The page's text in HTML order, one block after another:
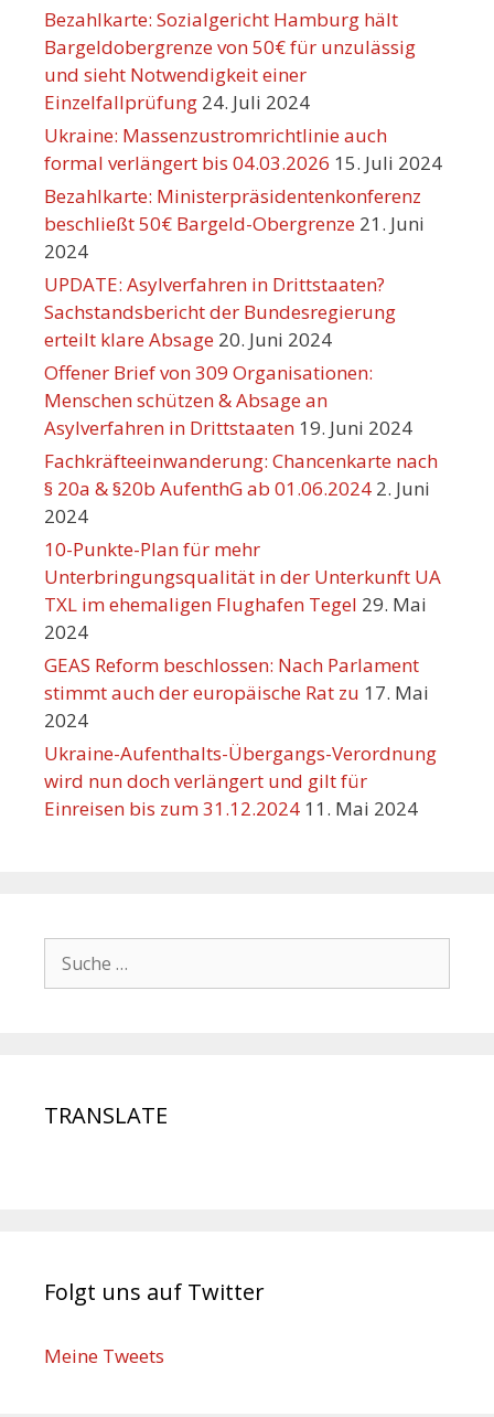
Bezahlkarte: Sozialgericht Hamburg hält
Bargeldobergrenze von 50€ für unzulässig
und sieht Notwendigkeit einer
Einzelfallprüfung 24. Juli 2024
Ukraine: Massenzustromrichtlinie auch
formal verlängert bis 04.03.2026 15. Juli 2024
Bezahlkarte: Ministerpräsidentenkonferenz
beschließt 50€ Bargeld-Obergrenze 21. Juni
2024
UPDATE: Asylverfahren in Drittstaaten?
Sachstandsbericht der Bundesregierung
erteilt klare Absage 20. Juni 2024
Offener Brief von 309 Organisationen:
Menschen schützen & Absage an
Asylverfahren in Drittstaaten 19. Juni 2024
Fachkräfteeinwanderung: Chancenkarte nach
§ 20a & §20b AufenthG ab 01.06.2024 2. Juni
2024
10-Punkte-Plan für mehr
Unterbringungsqualität in der Unterkunft UA
TXL im ehemaligen Flughafen Tegel 29. Mai
2024
GEAS Reform beschlossen: Nach Parlament
stimmt auch der europäische Rat zu 17. Mai
2024
Ukraine-Aufenthalts-Übergangs-Verordnung
wird nun doch verlängert und gilt für
Einreisen bis zum 31.12.2024 11. Mai 2024
TRANSLATE
Folgt uns auf Twitter
Meine Tweets